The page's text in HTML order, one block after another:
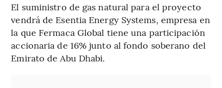
El suministro de gas natural para el proyecto
vendrá de Esentia Energy Systems, empresa en
la que Fermaca Global tiene una participación
accionaria de 16% junto al fondo soberano del
Emirato de Abu Dhabi.